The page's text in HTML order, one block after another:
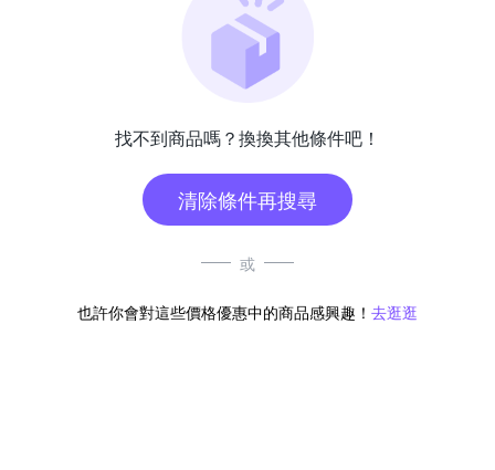
找不到商品嗎？換換其他條件吧！
清除條件再搜尋
或
也許你會對這些價格優惠中的商品感興趣！ 去逛逛